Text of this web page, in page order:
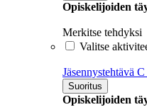
Opiskelijoiden
Merkitse tehdyksi
Valitse
Jäsennystehtävä C
Suoritus
Opiskelijoiden